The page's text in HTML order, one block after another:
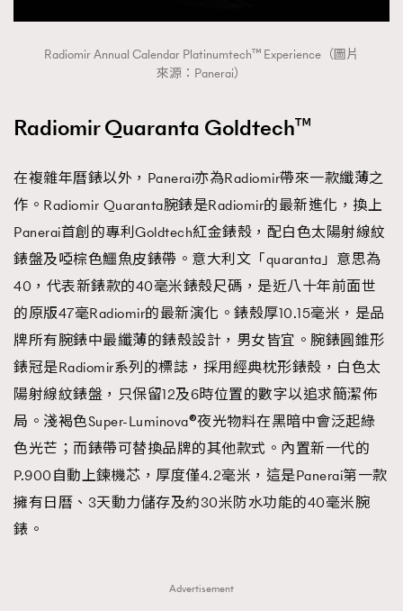
Radiomir Annual Calendar Platinumtech™ Experience（圖片
來源：Panerai）
Radiomir Quaranta Goldtech™
在複雜年曆錶以外，Panerai亦為Radiomir帶來一款纖薄之
作。Radiomir Quaranta腕錶是Radiomir的最新進化，換上
Panerai首創的專利Goldtech紅金錶殼，配白色太陽射線紋
錶盤及啞棕色鱷魚皮錶帶。意大利文「quaranta」意思為
40，代表新錶款的40毫米錶殼尺碼，是近八十年前面世
的原版47毫Radiomir的最新演化。錶殼厚10.15毫米，是品
牌所有腕錶中最纖薄的錶殼設計，男女皆宜。腕錶圓錐形
錶冠是Radiomir系列的標誌，採用經典枕形錶殼，白色太
陽射線紋錶盤，只保留12及6時位置的數字以追求簡潔佈
局。淺褐色Super-Luminova®夜光物料在黑暗中會泛起綠
色光芒；而錶帶可替換品牌的其他款式。內置新一代的
P.900自動上鍊機芯，厚度僅4.2毫米，這是Panerai第一款
擁有日曆、3天動力儲存及約30米防水功能的40毫米腕
錶。
Advertisement